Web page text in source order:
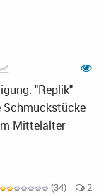
"Replik"
Schmuckstücke
Mittelalter
(34) 2